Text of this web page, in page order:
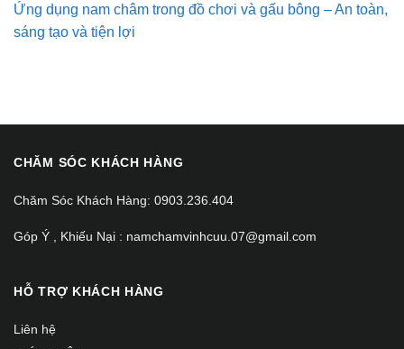
Ứng dụng nam châm trong đồ chơi và gấu bông – An toàn,
sáng tạo và tiện lợi
CHĂM SÓC KHÁCH HÀNG
Chăm Sóc Khách Hàng: 0903.236.404
Góp Ý , Khiếu Nại : namchamvinhcuu.07@gmail.com
HỖ TRỢ KHÁCH HÀNG
Liên hệ